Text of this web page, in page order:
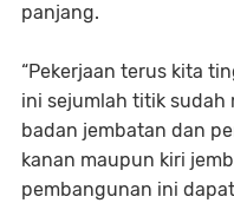
panjang.
“Pekerjaan terus kita
ini sejumlah titik sudah
badan jembatan dan
kanan maupun kiri
pembangunan ini